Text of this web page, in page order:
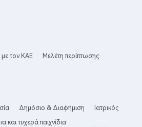
με τον ΚΑΕ Μελέτη περίπτωσης
Δημόσιο & Διαφήμιση
Ιατρικός
και τυχερά παιχνίδια